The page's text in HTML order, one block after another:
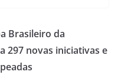
Brasileiro da
297 novas iniciativas e